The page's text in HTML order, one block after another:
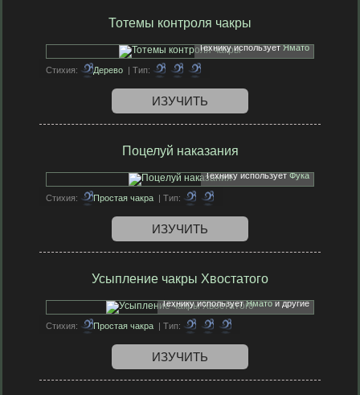
Тотемы контроля чакры
Технику используетЯмато
Стихия: Дерево | Тип:
ИЗУЧИТЬ
Поцелуй наказания
Технику используетФука
Стихия: Простая чакра | Тип:
ИЗУЧИТЬ
Усыпление чакры Хвостатого
Технику используетЯматои другие
Стихия: Простая чакра | Тип:
ИЗУЧИТЬ